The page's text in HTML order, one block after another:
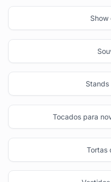
Show
Tocados para
Tortas